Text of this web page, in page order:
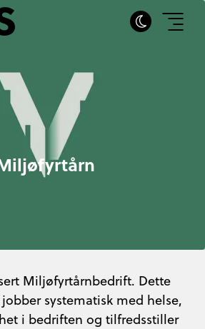
Miljøfyrtårnbedrift. Dette
systematisk med helse,
i bedriften og tilfredsstiller